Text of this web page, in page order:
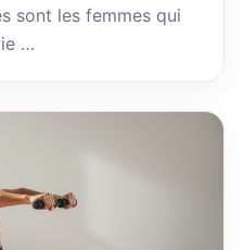
sont les femmes qui
…